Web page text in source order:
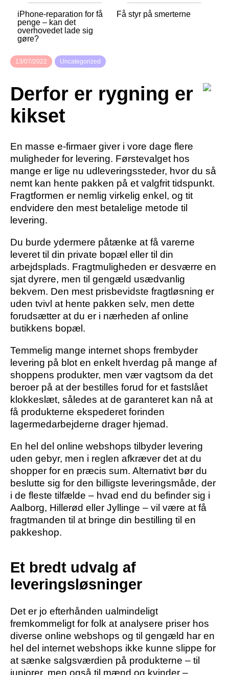
iPhone-reparation for få
penge – kan det
overhovedet lade sig
gøre?
Få styr på smerterne
13/07/2022 Uncategorized
Derfor er rygning er
kikset
En masse e-firmaer giver i vore dage flere
muligheder for levering. Førstevalget hos
mange er lige nu udleveringssteder, hvor du så
nemt kan hente pakken på et valgfrit tidspunkt.
Fragtformen er nemlig virkelig enkel, og tit
endvidere den mest betalelige metode til
levering.
Du burde ydermere påtænke at få varerne
leveret til din private bopæl eller til din
arbejdsplads. Fragtmuligheden er desværre en
sjat dyrere, men til gengæld usædvanlig
bekvem. Den mest prisbevidste fragtløsning er
uden tvivl at hente pakken selv, men dette
forudsætter at du er i nærheden af online
butikkens bopæl.
Temmelig mange internet shops frembyder
levering på blot en enkelt hverdag på mange af
shoppens produkter, men vær vagtsom da det
beroer på at der bestilles forud for et fastslået
klokkeslæt, således at de garanteret kan nå at
få produkterne ekspederet forinden
lagermedarbejderne drager hjemad.
En hel del online webshops tilbyder levering
uden gebyr, men i reglen afkræver det at du
shopper for en præcis sum. Alternativt bør du
beslutte sig for den billigste leveringsmåde, der
i de fleste tilfælde – hvad end du befinder sig i
Aalborg, Hillerød eller Jyllinge – vil være at få
fragtmanden til at bringe din bestilling til en
pakkeshop.
Et bredt udvalg af
leveringsløsninger
Det er jo efterhånden ualmindeligt
fremkommeligt for folk at analysere priser hos
diverse online webshops og til gengæld har en
hel del internet webshops ikke kunne slippe for
at sænke salgsværdien på produkterne – til
juniorer, men også til mænd og kvinder –